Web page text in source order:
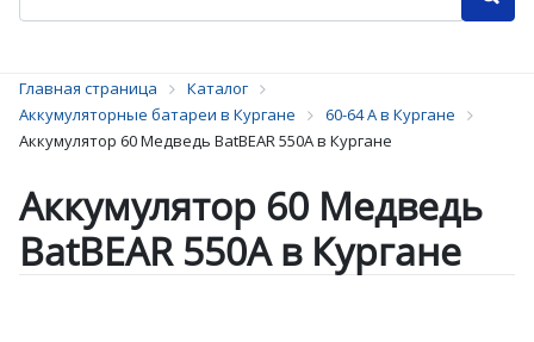
Главная страница
Каталог
Аккумуляторные батареи в Кургане
60-64 А в Кургане
Аккумулятор 60 Медведь BatBEAR 550А в Кургане
Аккумулятор 60 Медведь
BatBEAR 550А в Кургане